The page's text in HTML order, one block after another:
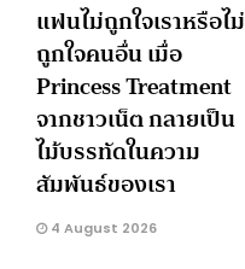
แฟนไม่ถูกใจเราหรือไม่
ถูกใจคนอื่น เมื่อ
Princess Treatment
จากชาวเน็ต กลายเป็น
ไม้บรรทัดในความ
สัมพันธ์ของเรา
4 August 2026